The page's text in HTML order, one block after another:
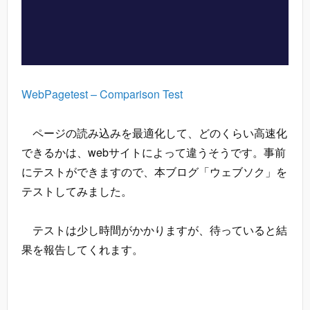
WebPagetest – Comparison Test
ページの読み込みを最適化して、どのくらい高速化
できるかは、webサイトによって違うそうです。事前
にテストができますので、本ブログ「ウェブソク」を
テストしてみました。
テストは少し時間がかかりますが、待っていると結
果を報告してくれます。